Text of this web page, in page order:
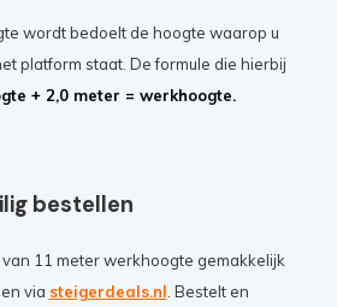
wordt bedoelt de hoogte waarop u
platform staat. De formule die hierbij
+ 2,0 meter = werkhoogte.
bestellen
11 meter werkhoogte gemakkelijk
via steigerdeals.nl . Bestelt en